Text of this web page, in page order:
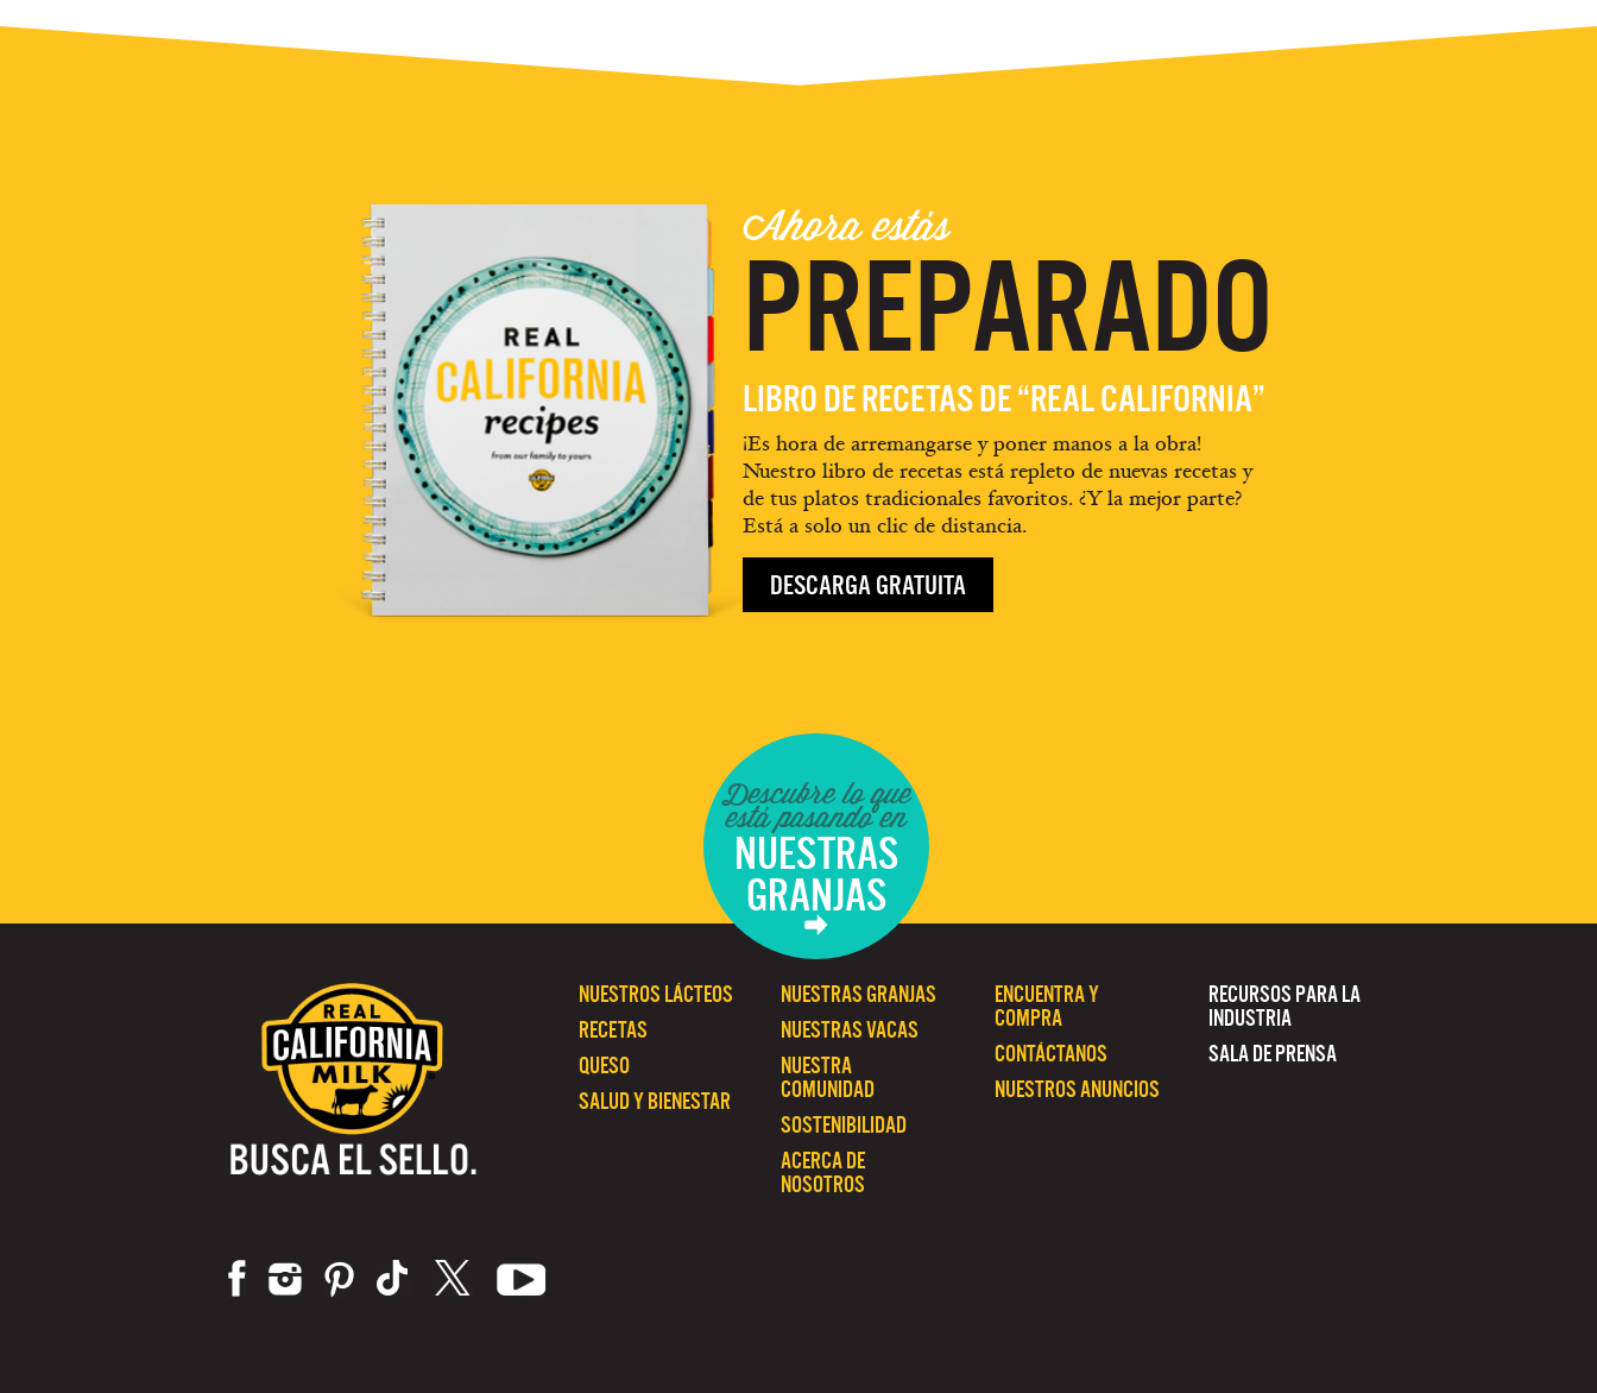
Ahora estás
PREPARADO
LIBRO DE RECETAS DE “REAL CALIFORNIA”
¡Es hora de arremangarse y poner manos a la obra!
Nuestro libro de recetas está repleto de nuevas recetas y
de tus platos tradicionales favoritos. ¿Y la mejor parte?
Está a solo un clic de distancia.
DESCARGA GRATUITA
Descubre lo que
está pasando en
NUESTRAS
GRANJAS
RECURSOS PARA LA
INDUSTRIA
SALA DE PRENSA
ENCUENTRA Y
COMPRA
CONTÁCTANOS
NUESTROS ANUNCIOS
NUESTRAS GRANJAS
NUESTRAS VACAS
NUESTRA
COMUNIDAD
SOSTENIBILIDAD
ACERCA DE
NOSOTROS
NUESTROS LÁCTEOS
RECETAS
QUESO
SALUD Y BIENESTAR